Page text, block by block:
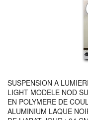
SUSPENSION A
LIGHT MODELE NOD
EN POLYMERE DE
ALUMINIUM LAQUE